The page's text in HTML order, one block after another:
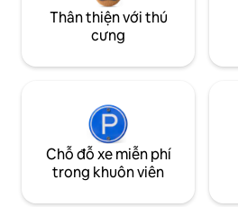
Thân thiện với thú
cưng
Chỗ đỗ xe miễn phí
trong khuôn viên